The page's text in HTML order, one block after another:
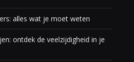
alles wat je moet weten
ontdek de veelzijdigheid in je